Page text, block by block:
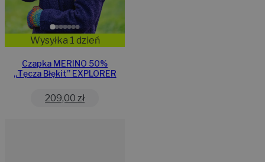
Wysyłka 1 dzień
Czapka MERINO 50%
„Tęcza Błękit” EXPLORER
209,00 zł